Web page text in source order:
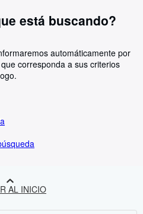
está buscando?
automáticamente por
corresponda a sus criterios
AL INICIO